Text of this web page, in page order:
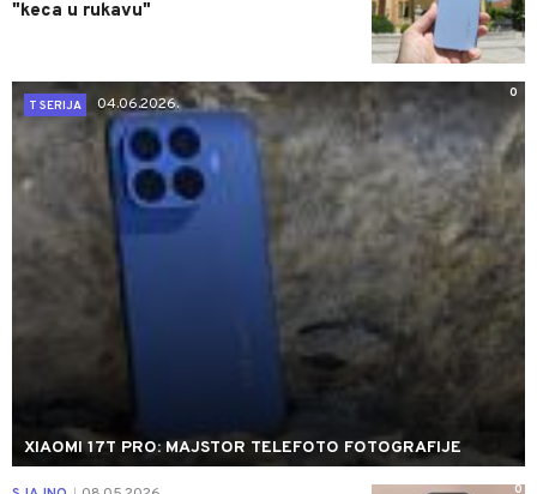
"keca u rukavu"
0
T SERIJA
04.06.2026.
XIAOMI 17T PRO: MAJSTOR TELEFOTO FOTOGRAFIJE
0